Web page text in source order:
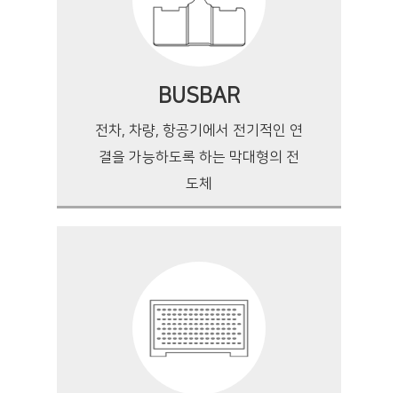
BUSBAR
전차, 차량, 항공기에서 전기적인 연
결을 가능하도록 하는 막대형의 전
도체